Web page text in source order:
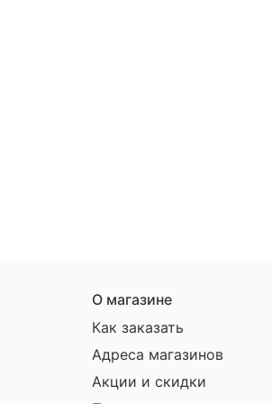
О магазине
Как заказать
Адреса магазинов
Акции и скидки